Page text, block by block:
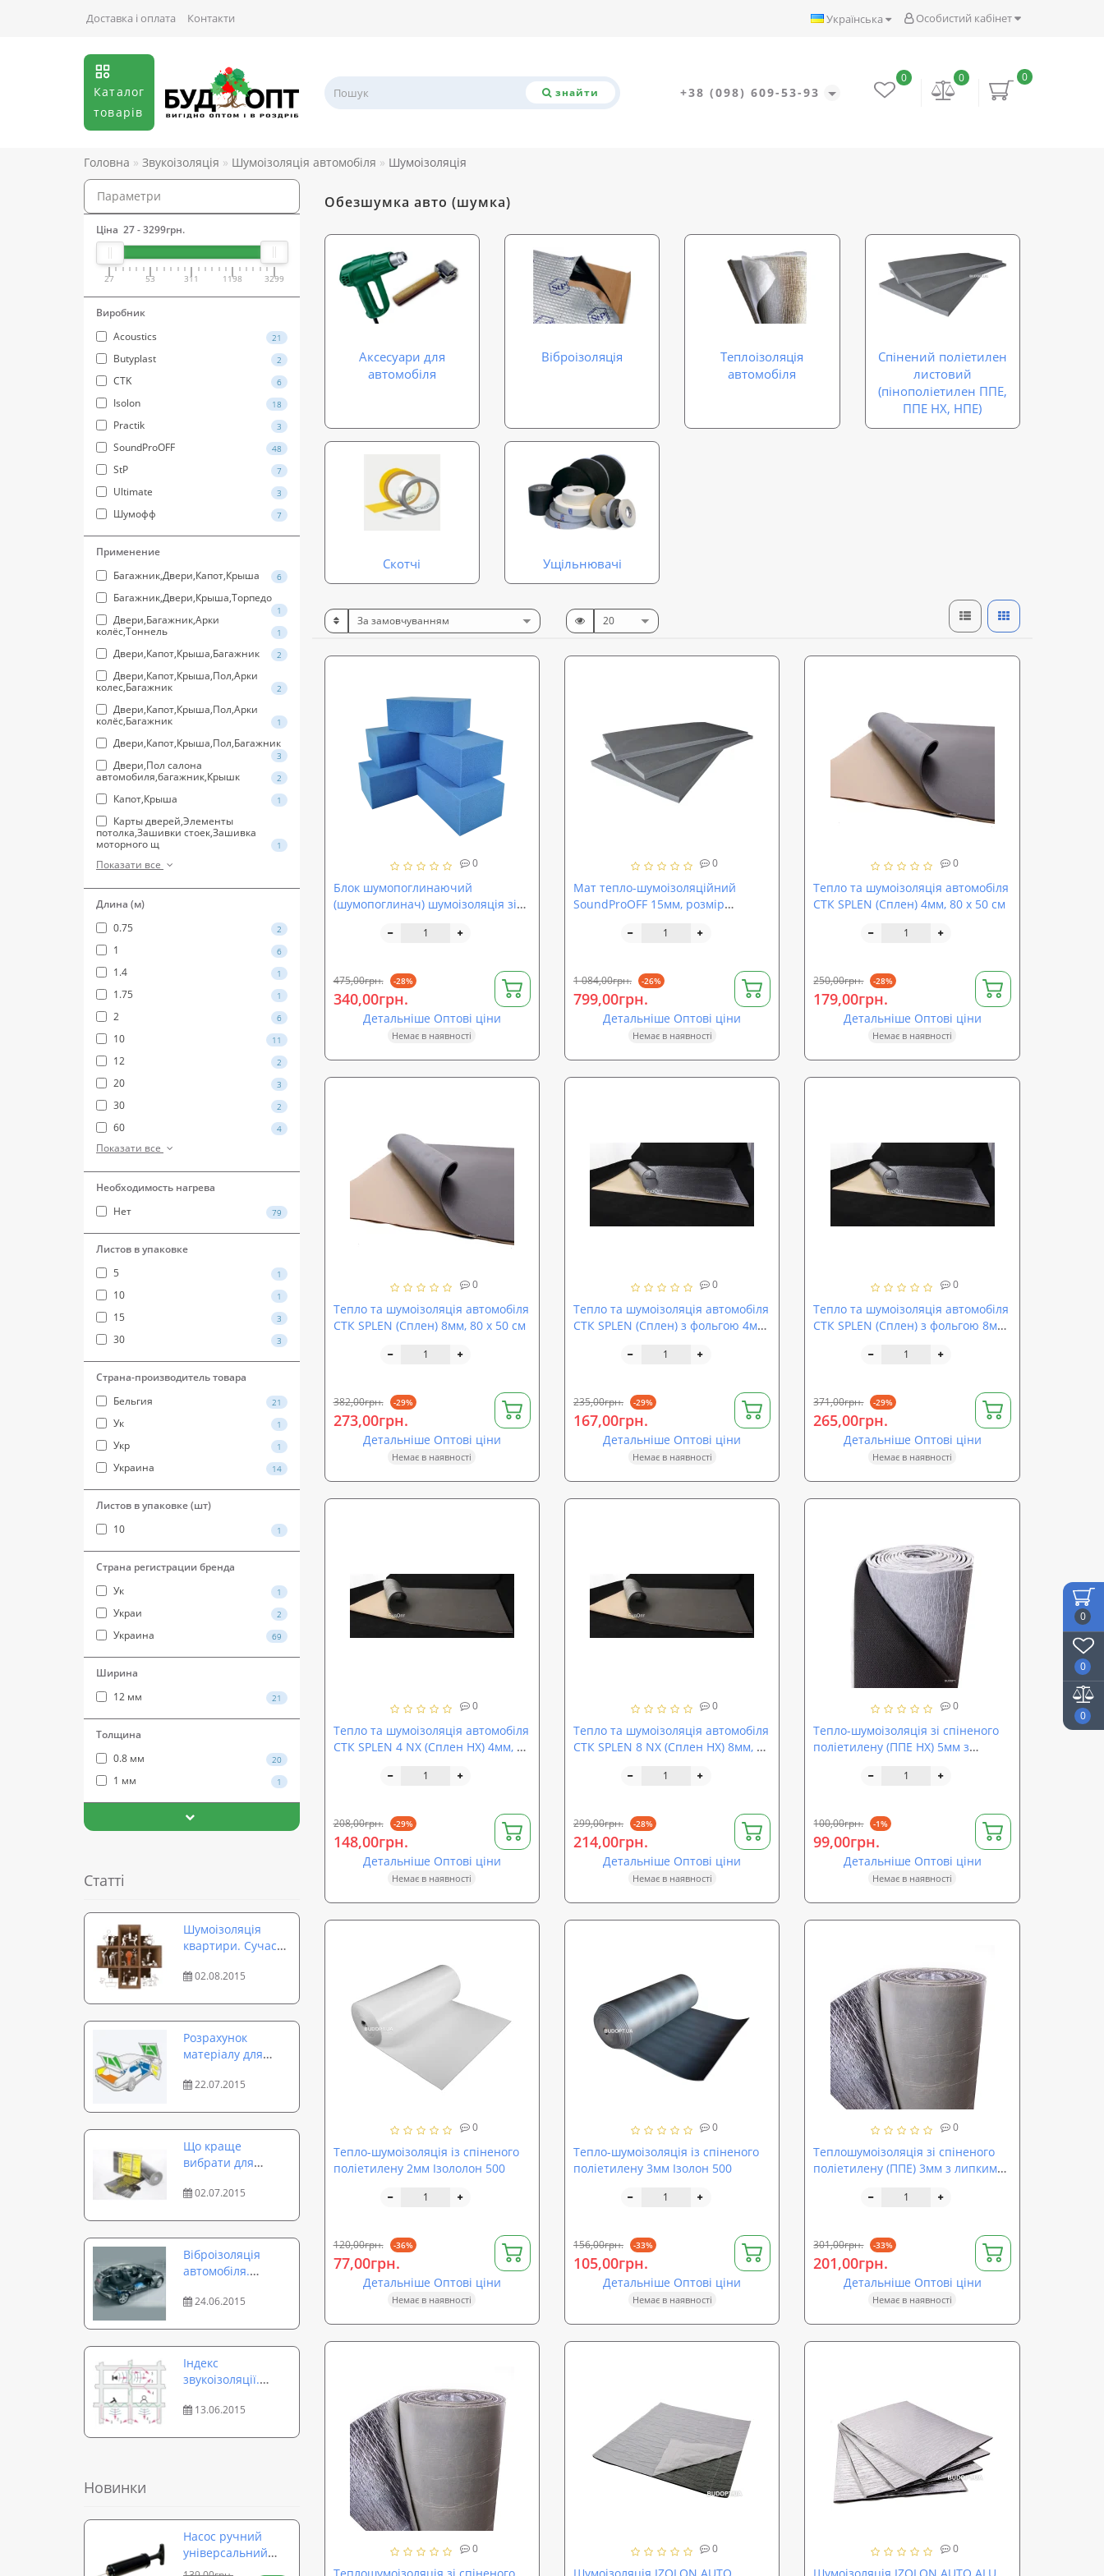
0
0
0
Особистий кабінет
Українська
Доставка і оплата Контакти
Каталог
товарів
знайти +38 (098) 609-53-93
0
0
0
Головна Звукоізоляція Шумоізоляція автомобіля Шумоізоляція
Параметри
Ціна 27-3299грн.
27 53 311 1198 3299
Виробник
Acoustics
21
Butyplast 2
CTK 6
Isolon 18
Practik 3
SoundProOFF 48
StP 7
Ultimate 3
Шумофф 7
Применение
Багажник,Двери,Капот,Крыша
6
Багажник,Двери,Крыша,Торпедо
1
Двери,Багажник,Арки
колёс,Тоннель
1
Двери,Капот,Крыша,Багажник 2
Двери,Капот,Крыша,Пол,Арки
колес,Багажник
2
Двери,Капот,Крыша,Пол,Арки
колёс,Багажник
1
Двери,Капот,Крыша,Пол,Багажник
3
Двери,Пол салона
автомобиля,багажник,Крышк
2
Капот,Крыша 1
Карты дверей,Элементы
потолка,Зашивки стоек,Зашивка
моторного щ
1
Показати все
Длина (м)
0.75
2
1 6
1.4 1
1.75 1
2 6
10 11
12 2
20 3
30 2
60 4
Показати все
Необходимость нагрева
Нет
79
Листов в упаковке
5
1
10 1
15 3
30 3
Страна-производитель товара
Бельгия
21
Ук 1
Укр 1
Украина 14
Листов в упаковке (шт)
10
1
Страна регистрации бренда
Ук
1
Украи 2
Украина 69
Ширина
12 мм
21
Толщина
0.8 мм
20
1 мм 1
Статті
Шумоізоляція
квартири. Сучасні
стін, стелі, підлоги,
02.08.2015
Розрахунок
матеріалу для
автомобіля своїми
22.07.2015
Що краще
вибрати для
автомобіля
02.07.2015
Віброізоляція
автомобіля.
комфортом
24.06.2015
Індекс
звукоізоляції.
порівнюємо
13.06.2015
Новинки
Насос ручний
універсальний
для м'ячів,
Обезшумка авто (шумка)
Аксесуари для
автомобіля
Віброізоляція
Теплоізоляція
автомобіля
Спінений поліетилен
листовий
(пінополіетилен ППЕ,
ППЕ НХ, НПЕ)
Скотчі Ущільнювачі
0
Блок шумопоглинаючий
(шумопоглинач) шумоізоляція зі
Block 150 (sp-0095)
475,00грн. -28%
340,00грн.
Детальніше Оптові ціни
Немає в наявності
0
Мат тепло-шумоізоляційний
SoundProOFF 15мм, розмір
1 084,00грн. -26%
799,00грн.
Детальніше Оптові ціни
Немає в наявності
0
Тепло та шумоізоляція автомобіля
СТК SPLEN (Сплен) 4мм, 80 х 50 см
250,00грн. -28%
179,00грн.
Детальніше Оптові ціни
Немає в наявності
0
Тепло та шумоізоляція автомобіля
СТК SPLEN (Сплен) 8мм, 80 х 50 см
382,00грн. -29%
273,00грн.
Детальніше Оптові ціни
Немає в наявності
0
Тепло та шумоізоляція автомобіля
СТК SPLEN (Сплен) з фольгою 4мм,
235,00грн. -29%
167,00грн.
Детальніше Оптові ціни
Немає в наявності
0
Тепло та шумоізоляція автомобіля
СТК SPLEN (Сплен) з фольгою 8мм,
371,00грн. -29%
265,00грн.
Детальніше Оптові ціни
Немає в наявності
0
Тепло та шумоізоляція автомобіля
СТК SPLEN 4 NX (Сплен НХ) 4мм, 80
208,00грн. -29%
148,00грн.
Детальніше Оптові ціни
Немає в наявності
0
Тепло та шумоізоляція автомобіля
СТК SPLEN 8 NX (Сплен НХ) 8мм, 80
299,00грн. -28%
214,00грн.
Детальніше Оптові ціни
Немає в наявності
0
Тепло-шумоізоляція зі спіненого
поліетилену (ППЕ НХ) 5мм з
100,00грн. -1%
99,00грн.
Детальніше Оптові ціни
Немає в наявності
0
Тепло-шумоізоляція із спіненого
поліетилену 2мм Ізололон 500
120,00грн. -36%
77,00грн.
Детальніше Оптові ціни
Немає в наявності
0
Тепло-шумоізоляція із спіненого
поліетилену 3мм Ізолон 500
156,00грн. -33%
105,00грн.
Детальніше Оптові ціни
Немає в наявності
0
Теплошумоізоляція зі спіненого
поліетилену (ППЕ) 3мм з липким
301,00грн. -33%
201,00грн.
Детальніше Оптові ціни
Немає в наявності
0 0 0